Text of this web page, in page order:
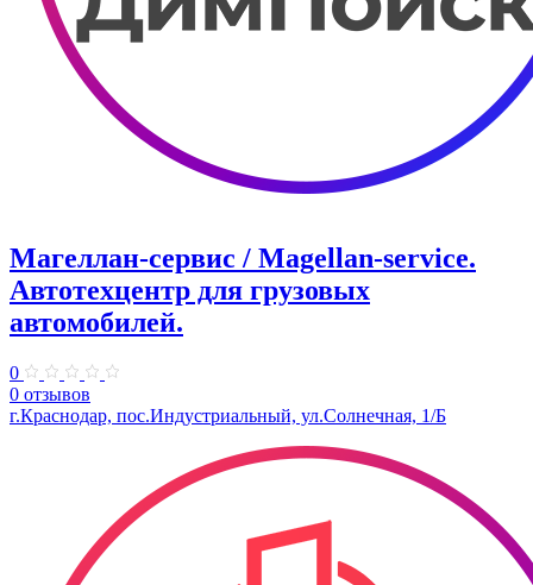
Магеллан-сервис / Magellan-service.
Автотехцентр для грузовых
автомобилей.
0
0 отзывов
г.Краснодар, пос.Индустриальный, ул.Солнечная, 1/Б